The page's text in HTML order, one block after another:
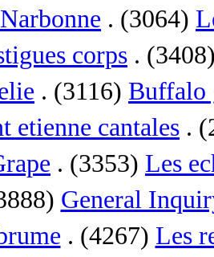
. (3064)
corps .
. (3116) Buffalo
etienne cantales .
. (3353) Les
General
. (4267) Les